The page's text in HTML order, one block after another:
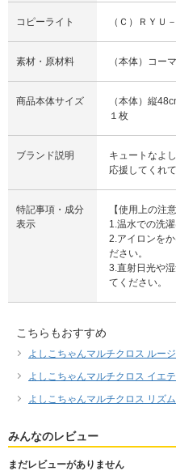
コピーライト （Ｃ）ＲＹＵ
素材・原材料 （本体）コー
商品本体サイズ
（本体）縦
１枚
ブランド説明
キュートなよ
応援してくれ
特記事項・成分
表示
【使用上の注意
1.温水での洗
2.アイロンを
ださい。
3.直射日光や
てください。
こちらもおすすめ
よしこちゃんマルチクロス ルージ
よしこちゃんマルチクロス イエ
よしこちゃんマルチクロス リズム
みんなのレビュー
まだレビューがありません